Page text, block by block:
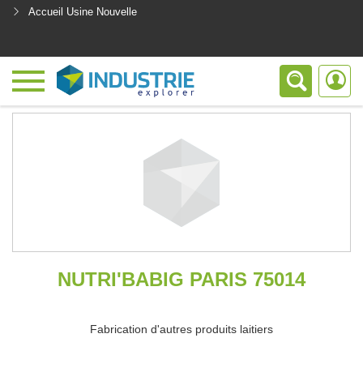
Accueil Usine Nouvelle
NUTRI'BABIG PARIS 75014
Fabrication d'autres produits laitiers